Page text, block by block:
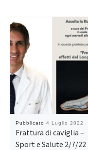
Pubblicato 4 Luglio 2022
Frattura di caviglia –
Sport e Salute 2/7/22